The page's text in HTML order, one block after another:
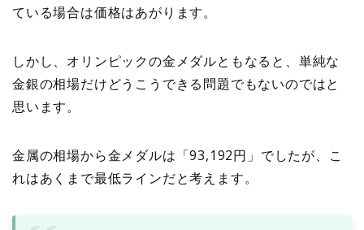
ている場合は価格はあがります。
しかし、オリンピックの金メダルともなると、単純な
金銀の相場だけどうこうできる問題でもないのではと
思います。
金属の相場から金メダルは「93,192円」でしたが、こ
れはあくまで最低ラインだと考えます。